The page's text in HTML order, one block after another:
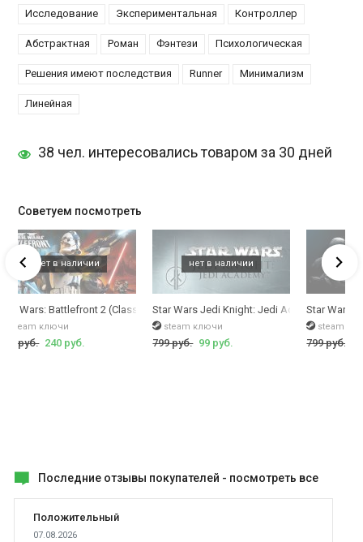
Исследование Экспериментальная Контроллер
Абстрактная Роман Фэнтези Психологическая
Решения имеют последствия Runner Минимализм
Линейная
38 чел. интересовались товаром за 30 дней
Советуем посмотреть
Wars: Battlefront 2 (Classic, 2005)
steam ключи
руб. 240 руб.
Star Wars Jedi Knight: Jedi Academy
steam ключи
799 руб. 99 руб.
Star Wars
steam
799 руб.
Последние отзывы покупателей - посмотреть все
Положительный
07.08.2026